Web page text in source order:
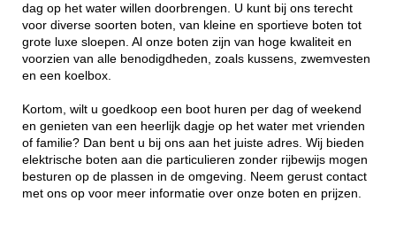
dag op het water willen doorbrengen. U kunt bij ons terecht
voor diverse soorten boten, van kleine en sportieve boten tot
grote luxe sloepen. Al onze boten zijn van hoge kwaliteit en
voorzien van alle benodigdheden, zoals kussens, zwemvesten
en een koelbox.
Kortom, wilt u goedkoop een boot huren per dag of weekend
en genieten van een heerlijk dagje op het water met vrienden
of familie? Dan bent u bij ons aan het juiste adres. Wij bieden
elektrische boten aan die particulieren zonder rijbewijs mogen
besturen op de plassen in de omgeving. Neem gerust contact
met ons op voor meer informatie over onze boten en prijzen.